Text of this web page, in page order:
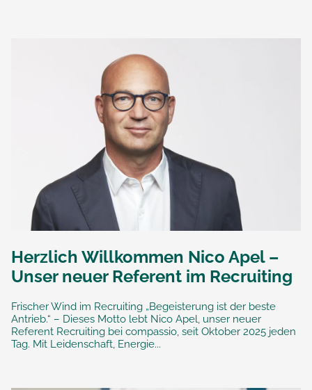
Herzlich Willkommen Nico Apel –
Unser neuer Referent im Recruiting
Frischer Wind im Recruiting „Begeisterung ist der beste
Antrieb.“ – Dieses Motto lebt Nico Apel, unser neuer
Referent Recruiting bei compassio, seit Oktober 2025 jeden
Tag. Mit Leidenschaft, Energie...